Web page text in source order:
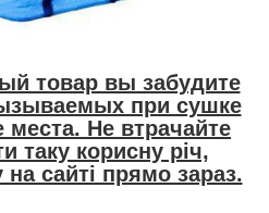
товар вы забудите
при сушке
Не втрачайте
таку корисну річ,
сайті прямо зараз.